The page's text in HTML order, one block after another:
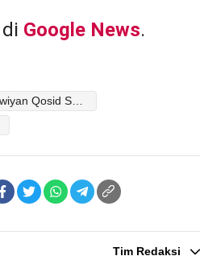
Google News.
Tim Redaksi